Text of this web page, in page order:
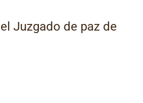
Juzgado de paz de